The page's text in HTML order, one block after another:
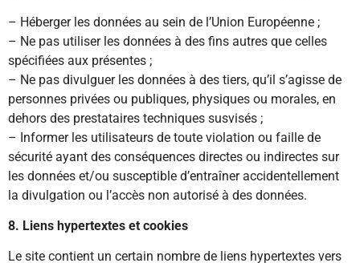
– Héberger les données au sein de l’Union Européenne ;
– Ne pas utiliser les données à des fins autres que celles
spécifiées aux présentes ;
– Ne pas divulguer les données à des tiers, qu’il s’agisse de
personnes privées ou publiques, physiques ou morales, en
dehors des prestataires techniques susvisés ;
– Informer les utilisateurs de toute violation ou faille de
sécurité ayant des conséquences directes ou indirectes sur
les données et/ou susceptible d’entraîner accidentellement
la divulgation ou l’accès non autorisé à des données.
8. Liens hypertextes et cookies
Le site contient un certain nombre de liens hypertextes vers